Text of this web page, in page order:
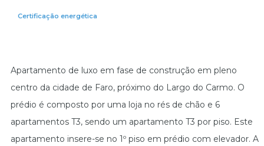
Certificação energética
Apartamento de luxo em fase de construção em pleno
centro da cidade de Faro, próximo do Largo do Carmo. O
prédio é composto por uma loja no rés de chão e 6
apartamentos T3, sendo um apartamento T3 por piso. Este
apartamento insere-se no 1º piso em prédio com elevador. A